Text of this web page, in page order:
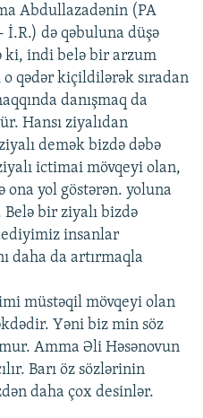
Abdullazadənin (PA
də qəbuluna düşə
ki, indi belə bir arzum
o qədər kiçildilərək sıradan
danışmaq da
Hansı ziyalıdan
demək bizdə dəbə
ictimai mövqeyi olan,
yol göstərən. yoluna
Belə bir ziyalı bizdə
insanlar
daha da artırmaqla
müstəqil mövqeyi olan
Yəni biz min söz
Amma Əli Həsənovun
Barı öz sözlərinin
daha çox desinlər.